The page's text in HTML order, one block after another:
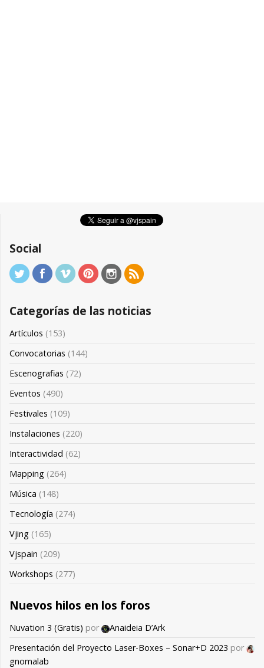
Social
Categorías de las noticias
Artículos (153)
Convocatorias (144)
Escenografias (72)
Eventos (490)
Festivales (109)
Instalaciones (220)
Interactividad (62)
Mapping (264)
Música (148)
Tecnología (274)
Vjing (165)
Vjspain (209)
Workshops (277)
Nuevos hilos en los foros
Nuvation 3 (Gratis) por
Anaideia D’Ark
Presentación del Proyecto Laser-Boxes – Sonar+D 2023 por
gnomalab